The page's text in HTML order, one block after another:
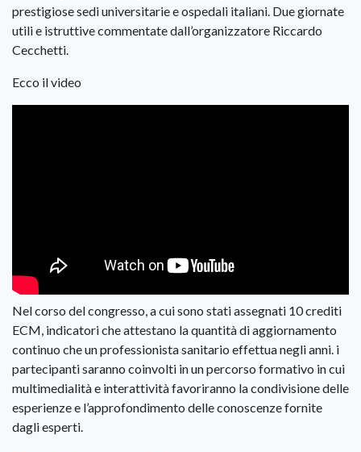
prestigiose sedi universitarie e ospedali italiani. Due giornate
utili e istruttive commentate dall’organizzatore Riccardo
Cecchetti.
Ecco il video
Nel corso del congresso, a cui sono stati assegnati 10 crediti
ECM, indicatori che attestano la quantità di aggiornamento
continuo che un professionista sanitario effettua negli anni. i
partecipanti saranno coinvolti in un percorso formativo in cui
multimedialità e interattività favoriranno la condivisione delle
esperienze e l’approfondimento delle conoscenze fornite
dagli esperti.